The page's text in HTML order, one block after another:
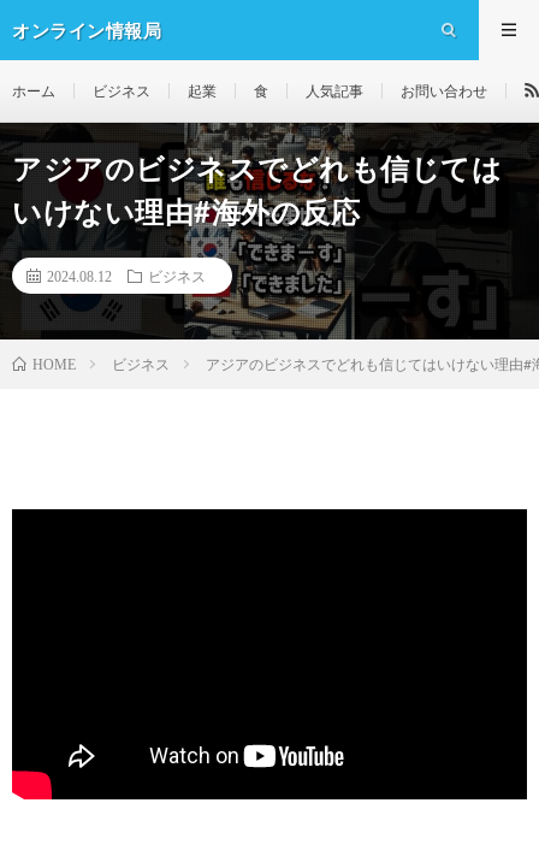
オンライン情報局
ホーム ビジネス 起業 食 人気記事 お問い合わせ
アジアのビジネスでどれも信じては
いけない理由#海外の反応
2024.08.12 ビジネス
HOME ビジネス アジアのビジネスでどれも信じてはいけない理由#